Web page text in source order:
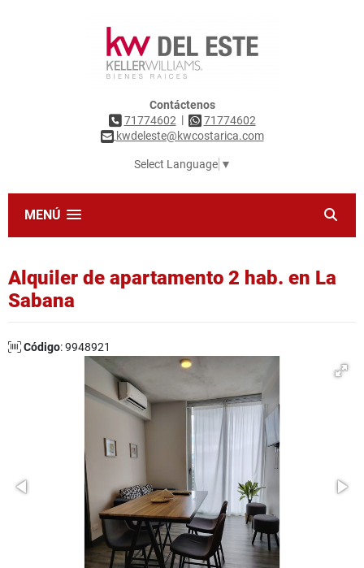
Contáctenos
71774602 |
71774602
kwdeleste@kwcostarica.com
Select Language ▼
MENÚ
Alquiler de apartamento 2 hab. en La
Sabana
Código: 9948921